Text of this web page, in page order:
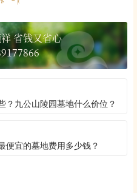
省钱又省心
？九公山陵园墓地什么价位？
便宜的墓地费用多少钱？